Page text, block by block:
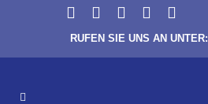
RUFEN SIE UNS AN UNTER: